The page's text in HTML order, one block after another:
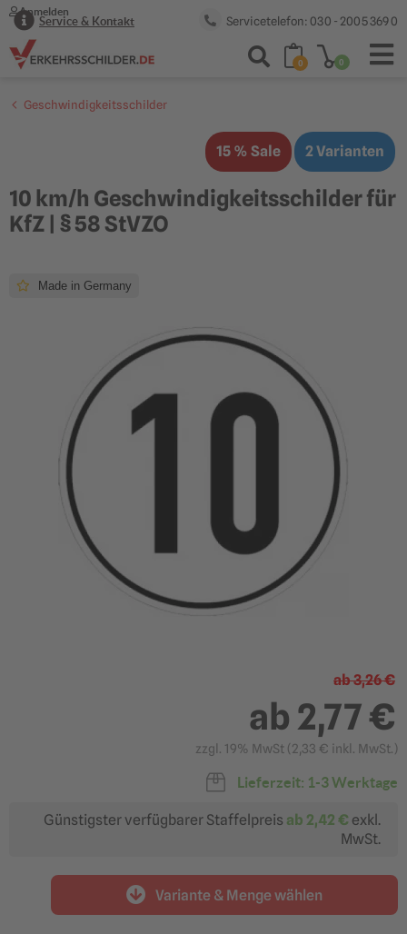
Servicetelefon: 030 - 2005 369 0
Service & Kontakt
Anmelden
0 0
Geschwindigkeitsschilder
10 km/h Geschwindigkeitsschilder für
KfZ | § 58 StVZO
Made in Germany
15 % Sale 2 Varianten
ab3,26 €
ab 2,77 €
zzgl. 19% MwSt (2,33 € inkl. MwSt.)
Lieferzeit: 1-3 Werktage
Günstigster verfügbarer Staffelpreis ab 2,42 € exkl.
MwSt.
Variante & Menge wählen
In den Warenkorb